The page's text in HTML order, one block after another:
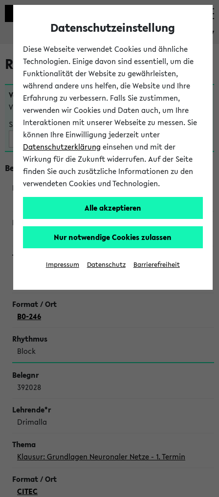
eKVV
Raumänderungen
Veranstaltungen , bei denen sich nach dem24.07.2026
Veranstaltungsorte geändert haben:
Suche:
Beginn um 9 Uhr
230885
Morales Ramírez
Spanisch Niveau A1 für Anfänger <b>ohne
B0-246
Block
392028
Drimalla
Klausur: Grundlagen Neuronaler Netze - 1. Termin
CITEC
Datenschutzeinstellung
Diese Webseite verwendet Cookies und ähnliche
Technologien. Einige davon sind essentiell, um die
Funktionalität der Website zu gewährleisten,
während andere uns helfen, die Website und Ihre
Erfahrung zu verbessern. Falls Sie zustimmen,
verwenden wir Cookies und Daten auch, um Ihre
Interaktionen mit unserer Webseite zu messen. Sie
können Ihre Einwilligung jederzeit unter
Datenschutzerklärung einsehen und mit der
Wirkung für die Zukunft widerrufen. Auf der Seite
finden Sie auch zusätzliche Informationen zu den
verwendeten Cookies und Technologien.
Alle akzeptieren
Nur notwendige Cookies zulassen
Impressum Datenschutz Barrierefreiheit